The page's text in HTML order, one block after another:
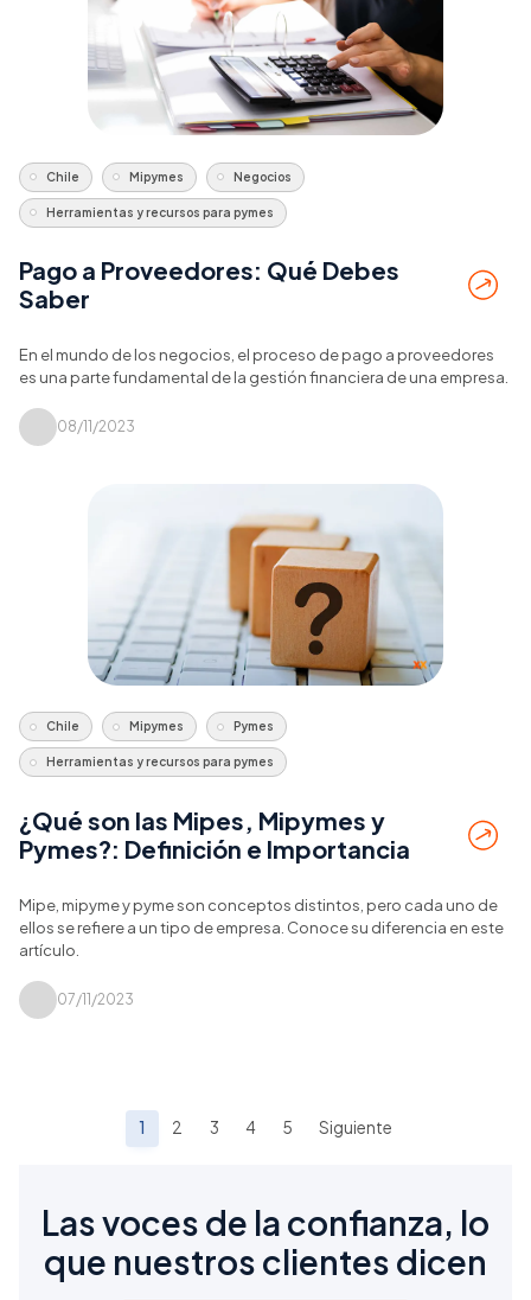
Chile Mipymes Negocios
Herramientas y recursos para pymes
Pago a Proveedores: Qué Debes
Saber
En el mundo de los negocios, el proceso de pago a proveedores
es una parte fundamental de la gestión financiera de una empresa.
08/11/2023
Chile Mipymes Pymes
Herramientas y recursos para pymes
¿Qué son las Mipes, Mipymes y
Pymes?: Definición e Importancia
Mipe, mipyme y pyme son conceptos distintos, pero cada uno de
ellos se refiere a un tipo de empresa. Conoce su diferencia en este
artículo.
07/11/2023
1 2 3 4 5 Siguiente
Las voces de la confianza, lo
que nuestros clientes dicen